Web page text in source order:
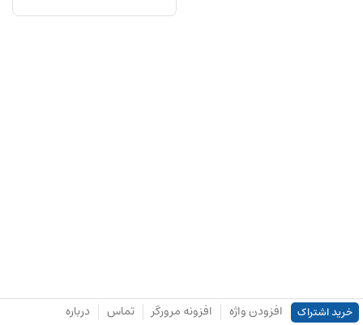
خرید اشتراک افزودن واژه افزونه مرورگر تماس درباره